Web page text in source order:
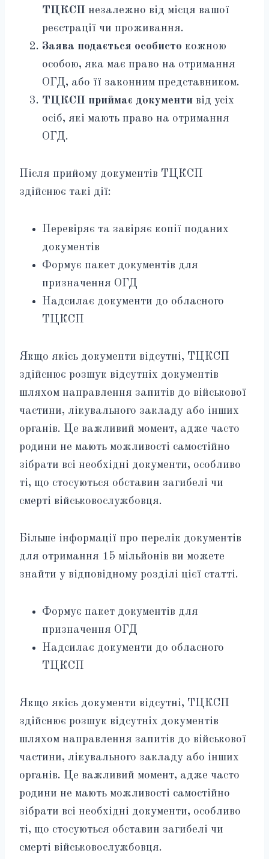
ТЦКСП незалежно від місця вашої
реєстрації чи проживання.
Заява подається особисто кожною
особою, яка має право на отримання
ОГД, або її законним представником.
ТЦКСП приймає документи від усіх
осіб, які мають право на отримання
ОГД.
Після прийому документів ТЦКСП
здійснює такі дії:
Перевіряє та завіряє копії поданих
документів
Формує пакет документів для
призначення ОГД
Надсилає документи до обласного
ТЦКСП
Якщо якісь документи відсутні, ТЦКСП
здійснює розшук відсутніх документів
шляхом направлення запитів до військової
частини, лікувального закладу або інших
органів. Це важливий момент, адже часто
родини не мають можливості самостійно
зібрати всі необхідні документи, особливо
ті, що стосуються обставин загибелі чи
смерті військовослужбовця.
Більше інформації про перелік документів
для отримання 15 мільйонів ви можете
знайти у відповідному розділі цієї статті.
Формує пакет документів для
призначення ОГД
Надсилає документи до обласного
ТЦКСП
Якщо якісь документи відсутні, ТЦКСП
здійснює розшук відсутніх документів
шляхом направлення запитів до військової
частини, лікувального закладу або інших
органів. Це важливий момент, адже часто
родини не мають можливості самостійно
зібрати всі необхідні документи, особливо
ті, що стосуються обставин загибелі чи
смерті військовослужбовця.